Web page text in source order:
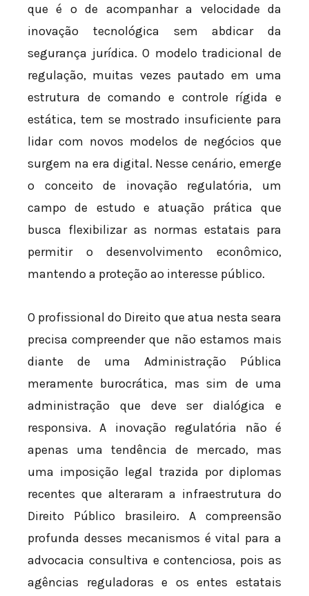
que é o de acompanhar a velocidade da
inovação tecnológica sem abdicar da
segurança jurídica. O modelo tradicional de
regulação, muitas vezes pautado em uma
estrutura de comando e controle rígida e
estática, tem se mostrado insuficiente para
lidar com novos modelos de negócios que
surgem na era digital. Nesse cenário, emerge
o conceito de inovação regulatória, um
campo de estudo e atuação prática que
busca flexibilizar as normas estatais para
permitir o desenvolvimento econômico,
mantendo a proteção ao interesse público.
O profissional do Direito que atua nesta seara
precisa compreender que não estamos mais
diante de uma Administração Pública
meramente burocrática, mas sim de uma
administração que deve ser dialógica e
responsiva. A inovação regulatória não é
apenas uma tendência de mercado, mas
uma imposição legal trazida por diplomas
recentes que alteraram a infraestrutura do
Direito Público brasileiro. A compreensão
profunda desses mecanismos é vital para a
advocacia consultiva e contenciosa, pois as
agências reguladoras e os entes estatais